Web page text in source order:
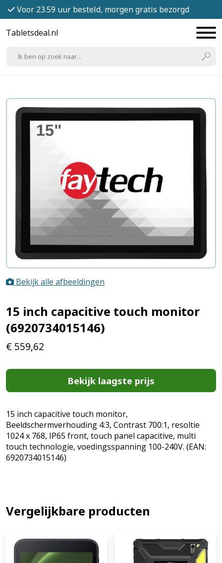
Voor 23.59 uur besteld, morgen gratis bezorgd
Tabletsdeal.nl
Bekijk alle afbeeldingen
15 inch capacitive touch monitor
(6920734015146)
€ 559,62
Bekijk laagste prijs
15 inch capacitive touch monitor,
Beeldschermverhouding 4:3, Contrast 700:1, resoltie
1024 x 768, IP65 front, touch panel capacitive, multi
touch technologie, voedingsspanning 100-240V. (EAN:
6920734015146)
Vergelijkbare producten